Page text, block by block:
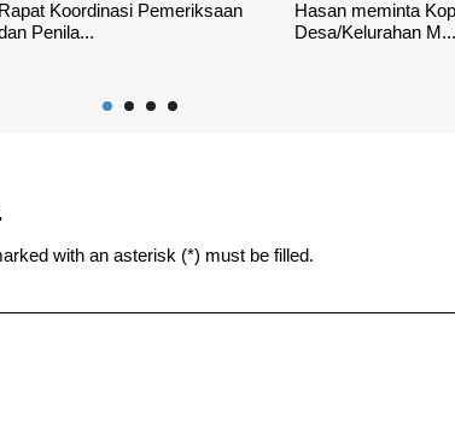
Hasan meminta Koperasi
Kelurahan M...
Ahmad, menghadiri
Nasional Kopera...
with an asterisk (*) must be filled.